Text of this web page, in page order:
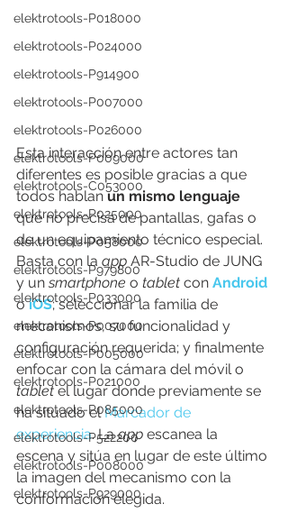
elektrotools-P018000
elektrotools-P024000
elektrotools-P914900
elektrotools-P007000
elektrotools-P026000
elektrotools-P009000
elektrotools-C053000
elektrotools-P025000
elektrotools-P058000
elektrotools-P979800
elektrotools-P033000
elektrotools-P007000
elektrotools-P005000
elektrotools-P021000
elektrotools-P085000
elektrotools-P522200
elektrotools-P008000
elektrotools-P929000
Esta interacción entre actores tan
diferentes es posible gracias a que
todos hablan un mismo lenguaje
que no precisa de pantallas, gafas o
de un equipamiento técnico especial.
Basta con la app AR-Studio de JUNG
y un smartphone o tablet con Android
o iOS; seleccionar la familia de
mecanismos, su funcionalidad y
configuración requerida; y finalmente
enfocar con la cámara del móvil o
tablet el lugar donde previamente se
ha situado el Marcador de
experiencia. La app escanea la
escena y sitúa en lugar de este último
la imagen del mecanismo con la
conformación elegida.